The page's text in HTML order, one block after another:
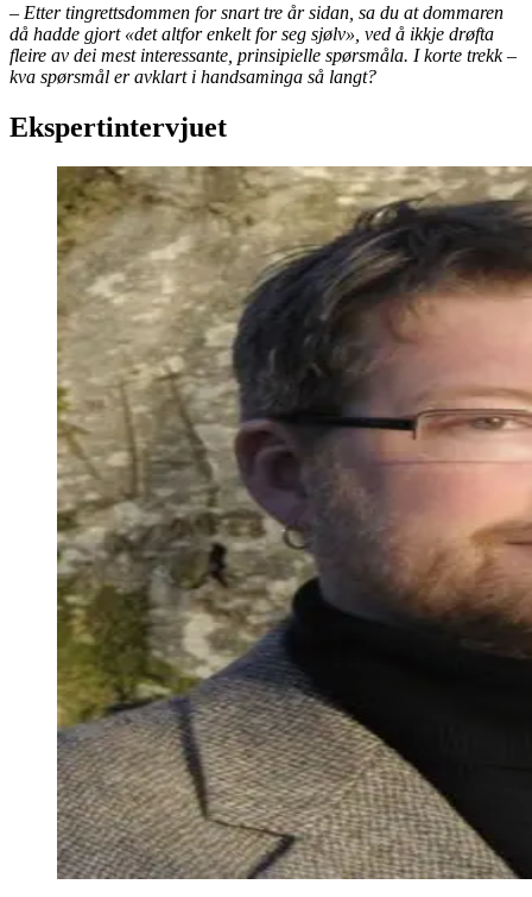
– Etter tingrettsdommen for snart tre år sidan, sa du at dommaren
då hadde gjort «det altfor enkelt for seg sjølv», ved å ikkje drøfta
fleire av dei mest interessante, prinsipielle spørsmåla. I korte trekk –
kva spørsmål er avklart i handsaminga så langt?
Ekspertintervjuet